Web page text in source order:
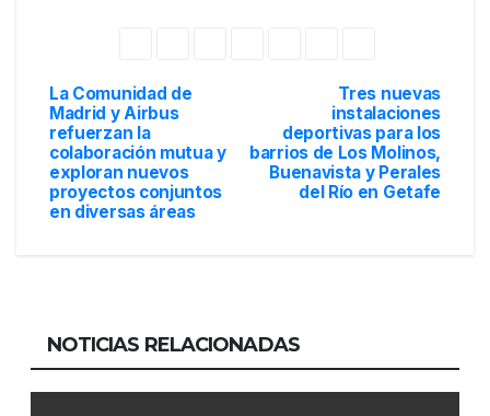
Navegación
de
entradas
Tres nuevas
instalaciones
deportivas para los
barrios de Los Molinos,
Buenavista y Perales
del Río en Getafe
La Comunidad de
Madrid y Airbus
refuerzan la
colaboración mutua y
exploran nuevos
proyectos conjuntos
en diversas áreas
NOTICIAS RELACIONADAS